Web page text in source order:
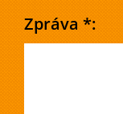
Zpráva *: